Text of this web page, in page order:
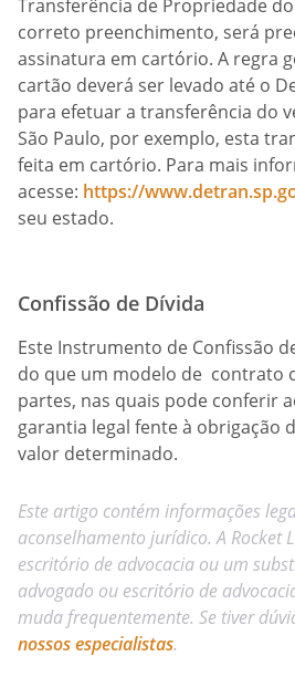
Transferência de Propriedade
correto preenchimento, será
assinatura em cartório. A regra
cartão deverá ser levado até o
para efetuar a transferência do
São Paulo, por exemplo, esta
feita em cartório. Para mais
acesse: https://
seu estado.
Confissão de Dívida
Este Instrumento de Confissão
do que um modelo de contrato
partes, nas quais pode conferir
garantia legal fente à obrigação
valor determinado.
Este artigo contém informações
aconselhamento jurídico. A Rocket
escritório de advocacia ou um
advogado ou escritório de
muda frequentemente. Se tiver
nossos especialistas.